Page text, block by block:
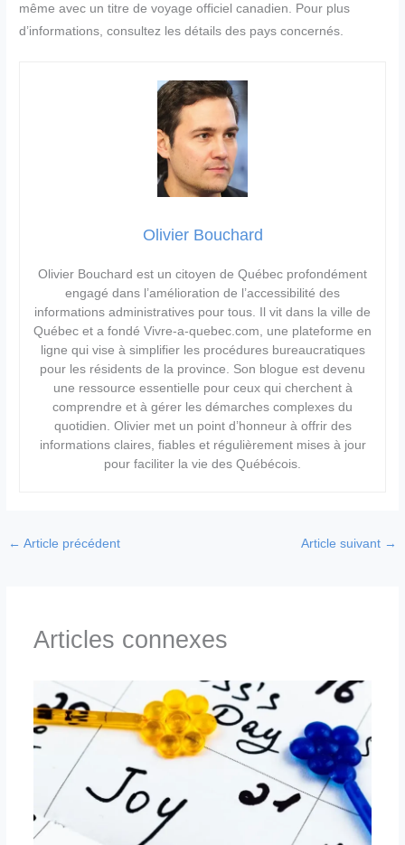
même avec un titre de voyage officiel canadien. Pour plus
d’informations, consultez les détails des pays concernés.
Olivier Bouchard
Olivier Bouchard est un citoyen de Québec profondément
engagé dans l’amélioration de l’accessibilité des
informations administratives pour tous. Il vit dans la ville de
Québec et a fondé Vivre-a-quebec.com, une plateforme en
ligne qui vise à simplifier les procédures bureaucratiques
pour les résidents de la province. Son blogue est devenu
une ressource essentielle pour ceux qui cherchent à
comprendre et à gérer les démarches complexes du
quotidien. Olivier met un point d’honneur à offrir des
informations claires, fiables et régulièrement mises à jour
pour faciliter la vie des Québécois.
← Article précédent Article suivant →
Articles connexes